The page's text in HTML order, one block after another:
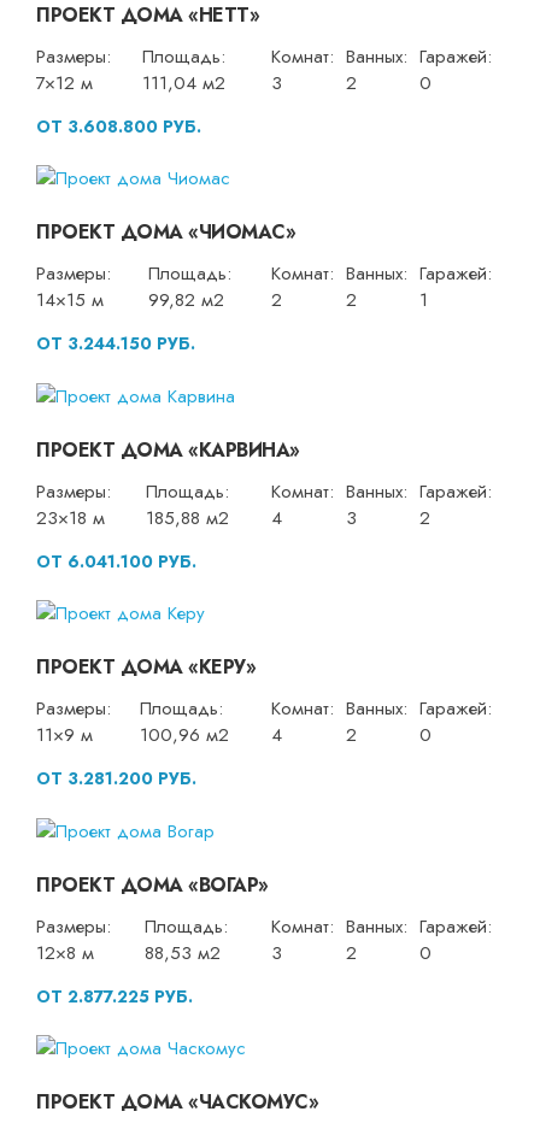
ПРОЕКТ ДОМА «НЕТТ»
Размеры:
7×12 м
Площадь:
111,04 м2
Комнат:
3
Ванных:
2
Гаражей:
0
ОТ 3.608.800 РУБ.
ПРОЕКТ ДОМА «ЧИОМАС»
Размеры:
14×15 м
Площадь:
99,82 м2
Комнат:
2
Ванных:
2
Гаражей:
1
ОТ 3.244.150 РУБ.
ПРОЕКТ ДОМА «КАРВИНА»
Размеры:
23×18 м
Площадь:
185,88 м2
Комнат:
4
Ванных:
3
Гаражей:
2
ОТ 6.041.100 РУБ.
ПРОЕКТ ДОМА «КЕРУ»
Размеры:
11×9 м
Площадь:
100,96 м2
Комнат:
4
Ванных:
2
Гаражей:
0
ОТ 3.281.200 РУБ.
ПРОЕКТ ДОМА «ВОГАР»
Размеры:
12×8 м
Площадь:
88,53 м2
Комнат:
3
Ванных:
2
Гаражей:
0
ОТ 2.877.225 РУБ.
ПРОЕКТ ДОМА «ЧАСКОМУС»